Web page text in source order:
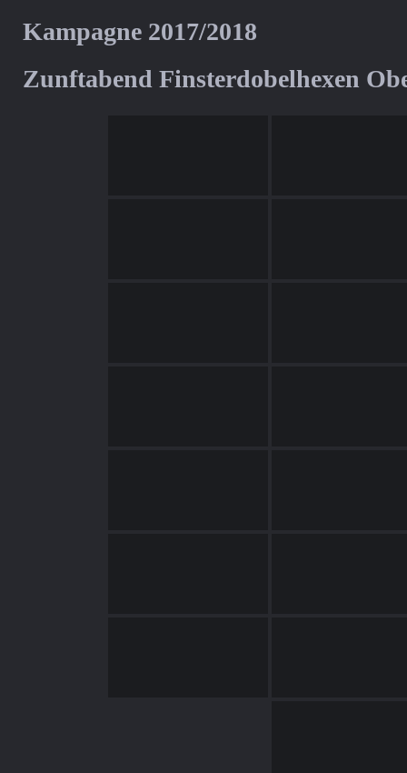
Kampagne 2017/2018
Zunftabend Finsterdobelhexen